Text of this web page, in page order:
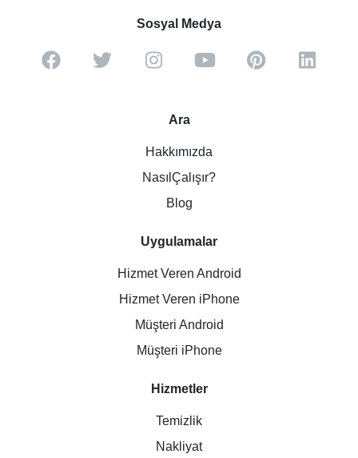
Sosyal Medya
Ara
Hakkımızda
NasılÇalışır?
Blog
Uygulamalar
Hizmet Veren Android
Hizmet Veren iPhone
Müşteri Android
Müşteri iPhone
Hizmetler
Temizlik
Nakliyat